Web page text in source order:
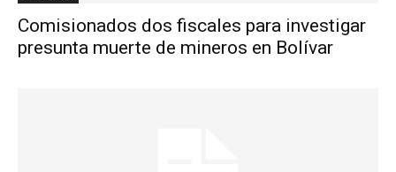
Comisionados dos fiscales para investigar
presunta muerte de mineros en Bolívar